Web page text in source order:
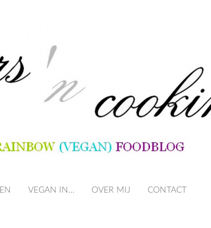
SKIP TO CONTENT
VEGAN IN… OVER MIJ CONTACT